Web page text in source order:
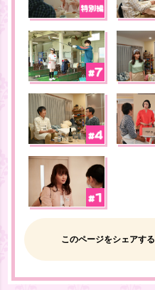
このページをシェアする